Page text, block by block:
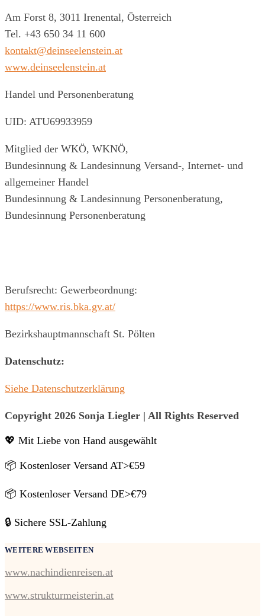
Am Forst 8, 3011 Irenental, Österreich
Tel. +43 650 34 11 600
kontakt@deinseelenstein.at
www.deinseelenstein.at
Handel und Personenberatung
UID: ATU69933959
Mitglied der WKÖ, WKNÖ,
Bundesinnung & Landesinnung Versand-, Internet- und
allgemeiner Handel
Bundesinnung & Landesinnung Personenberatung,
Bundesinnung Personenberatung
Berufsrecht: Gewerbeordnung:
https://www.ris.bka.gv.at/
Bezirkshauptmannschaft St. Pölten
Datenschutz:
Siehe Datenschutzerklärung
Copyright 2026 Sonja Liegler | All Rights Reserved
💖 Mit Liebe von Hand ausgewählt
📦 Kostenloser Versand AT>€59
📦 Kostenloser Versand DE>€79
🔒 Sichere SSL-Zahlung
WEITERE WEBSEITEN
www.nachindienreisen.at
www.strukturmeisterin.at